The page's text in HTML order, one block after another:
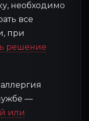
необходимо
все
при
решение
—
или